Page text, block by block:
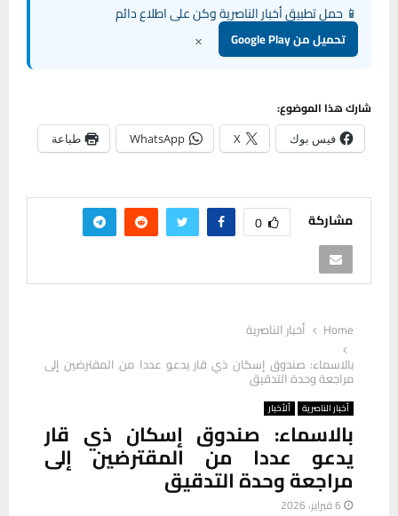
📱 حمل تطبيق أخبار الناصرية وكن على اطلاع دائم
تحميل من Google Play ×
شارك هذا الموضوع:
فيس بوك X
WhatsApp طباعة
مشاركة 0
Home
أخبار الناصرية
بالاسماء: صندوق إسكان ذي قار يدعو عددا من المقترضين إلى
مراجعة وحدة التدقيق
أخبار الناصرية ألأخبار
بالاسماء: صندوق إسكان ذي قار
يدعو عددا من المقترضين إلى
مراجعة وحدة التدقيق
6 فبراير، 2026